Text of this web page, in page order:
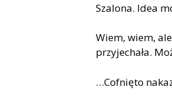
Szalona. Idea
Wiem, wiem,
przyjechała.
…Cofnięto